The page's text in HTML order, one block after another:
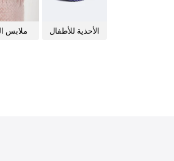
الأحذية للأطفال
ملابس